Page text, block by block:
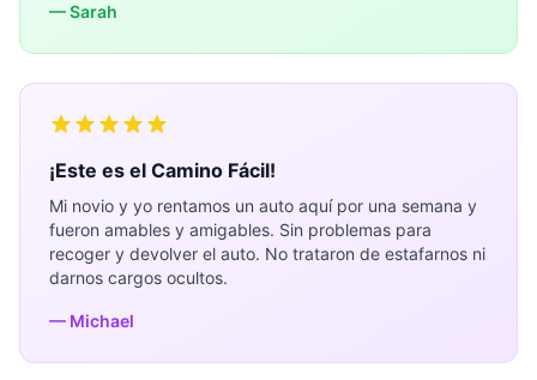
— Sarah
¡Este es el Camino Fácil!
Mi novio y yo rentamos un auto aquí por una semana y
fueron amables y amigables. Sin problemas para
recoger y devolver el auto. No trataron de estafarnos ni
darnos cargos ocultos.
— Michael